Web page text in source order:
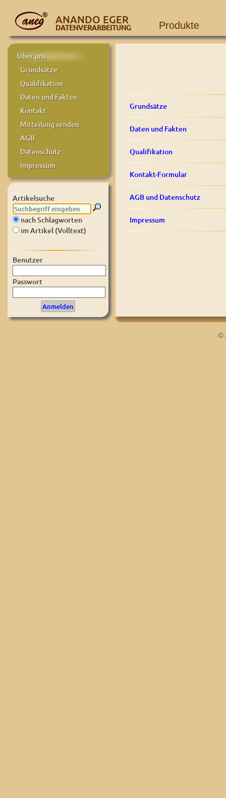
ANANDO EGER
DATENVERARBEITUNG Produkte
Über uns
Grundsätze
Qualifikation
Daten und Fakten
Kontakt
Mitteilung senden
AGB
Datenschutz
Impressum
Artikelsuche
nach Schlagworten
im Artikel (Volltext)
Benutzer
Passwort
Grundsätze
Daten und Fakten
Qualifikation
Kontakt-Formular
AGB und Datenschutz
Impressum
. ©